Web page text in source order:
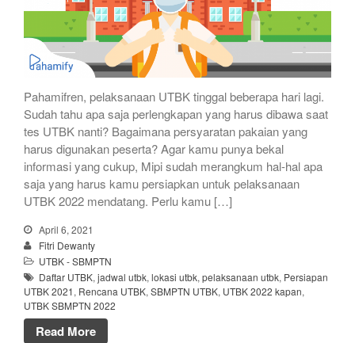
Pahamifren, pelaksanaan UTBK tinggal beberapa hari lagi.
Sudah tahu apa saja perlengkapan yang harus dibawa saat
tes UTBK nanti? Bagaimana persyaratan pakaian yang
harus digunakan peserta? Agar kamu punya bekal
informasi yang cukup, Mipi sudah merangkum hal-hal apa
saja yang harus kamu persiapkan untuk pelaksanaan
UTBK 2022 mendatang. Perlu kamu […]
April 6, 2021
Fitri Dewanty
UTBK - SBMPTN
Daftar UTBK, jadwal utbk, lokasi utbk, pelaksanaan utbk, Persiapan
UTBK 2021, Rencana UTBK, SBMPTN UTBK, UTBK 2022 kapan,
UTBK SBMPTN 2022
Read More